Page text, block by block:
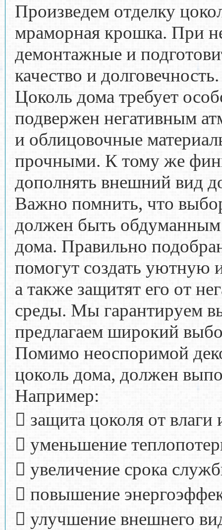
Произведем отделку
мраморная крошка. При
демонтажные и
качество и
Цоколь дома требует
подвержен негативным
и облицовочные
прочными. К тому же
дополнять внешний вид
Важно помнить, что
должен быть обдуманным
дома. Правильно
помогут создать уютную
а также защитят его от
среды. Мы гарантируем
предлагаем широкий
Помимо неоспоримой
цоколь дома, должен
Например:
 защита цоколя от
 уменьшение
 увеличение срока
 повышение
 улучшение внешнего